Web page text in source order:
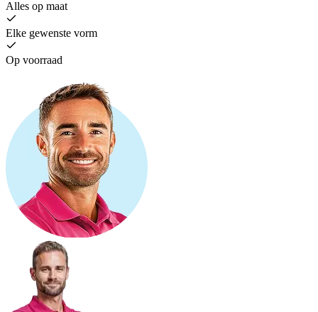
Alles op maat
Elke gewenste vorm
Op voorraad